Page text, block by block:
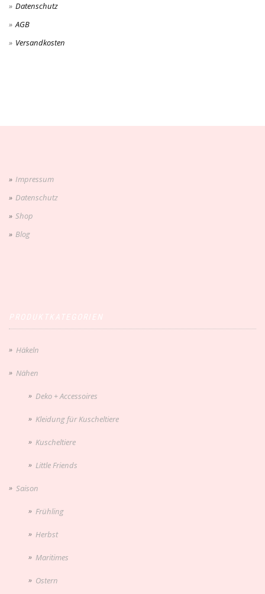
Datenschutz
AGB
Versandkosten
Impressum
Datenschutz
Shop
Blog
Häkeln
Nähen
Deko + Accessoires
Kleidung für Kuscheltiere
Kuscheltiere
Little Friends
Saison
Frühling
Herbst
Maritimes
Ostern